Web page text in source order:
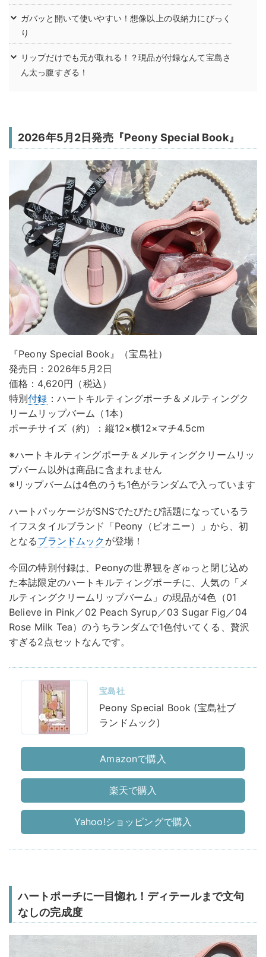
ガバッと開いて使いやすい！想像以上の収納力にびっく
り
リップだけでも元が取れる！？現品が付録なんて宝島さ
ん太っ腹すぎる！
2026年5月2日発売『Peony Special Book』
『Peony Special Book』（宝島社）
発売日：2026年5月2日
価格：4,620円（税込）
特別付録 ：ハートキルティングポーチ＆メルティングク
リームリップバーム（1本）
ポーチサイズ（約）：縦12×横12×マチ4.5cm
※ハートキルティングポーチ＆メルティングクリームリッ
プバーム以外は商品に含まれません
※リップバームは4色のうち1色がランダムで入っています
ハートパッケージがSNSでたびたび話題になっているラ
イフスタイルブランド「Peony（ピオニー）」から、初
となるブランドムック が登場！
今回の特別付録は、Peonyの世界観をぎゅっと閉じ込め
た本誌限定のハートキルティングポーチに、人気の「メ
ルティングクリームリップバーム」の現品が4色（01
Believe in Pink／02 Peach Syrup／03 Sugar Fig／04
Rose Milk Tea）のうちランダムで1色付いてくる、贅沢
すぎる2点セットなんです。
宝島社
Peony Special Book (宝島社ブ
ランドムック)
Amazonで購入
楽天で購入
Yahoo!ショッピングで購入
ハートポーチに一目惚れ！ディテールまで文句
なしの完成度